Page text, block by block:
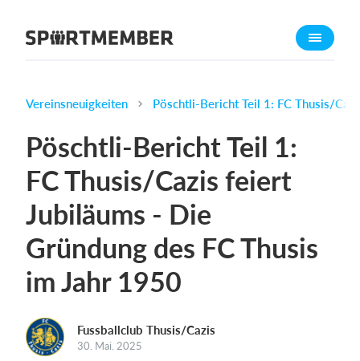
Über SportMember
Funktionen
Trainingsplan
Mitgliedsbeitrag
Homepage erstellen
Vereins App
Belegungsplan
Was kostet es?
Deutsch
Vereinsneuigkeiten Pöschtli-Bericht Teil 1: FC Thusis/
Pöschtli-Bericht Teil 1:
FC Thusis/Cazis feiert
Jubiläums - Die
Gründung des FC Thusis
im Jahr 1950
Fussballclub Thusis/Cazis
30. Mai. 2025